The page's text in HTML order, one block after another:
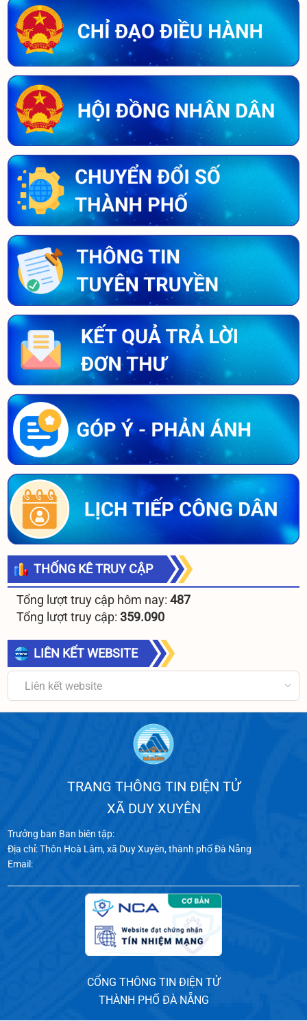
THỐNG KÊ TRUY CẬP
Tổng lượt truy cập hôm nay:487
Tổng lượt truy cập: 359.090
LIÊN KẾT WEBSITE
Liên kết website
TRANG THÔNG TIN ĐIỆN TỬ
XÃ DUY XUYÊN
Trưởng ban Ban biên tập:
Địa chỉ: Thôn Hoà Lâm, xã Duy Xuyên, thành phố Đà Nẵng
Email:
CỔNG THÔNG TIN ĐIỆN TỬ
THÀNH PHỐ ĐÀ NẴNG